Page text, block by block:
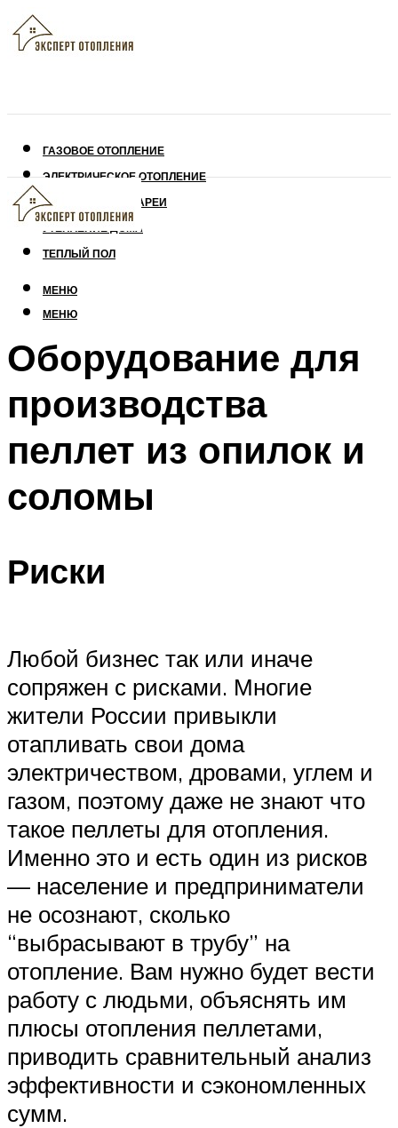
ГАЗОВОЕ ОТОПЛЕНИЕ
ЭЛЕКТРИЧЕСКОЕ ОТОПЛЕНИЕ
СОЛНЕЧНЫЕ БАТАРЕИ
УТЕПЛЕНИЕ ДОМА
ТЕПЛЫЙ ПОЛ
МЕНЮ
МЕНЮ
Оборудование для
производства
пеллет из опилок и
соломы
Риски
Любой бизнес так или иначе
сопряжен с рисками. Многие
жители России привыкли
отапливать свои дома
электричеством, дровами, углем и
газом, поэтому даже не знают что
такое пеллеты для отопления.
Именно это и есть один из рисков
— население и предприниматели
не осознают, сколько
“выбрасывают в трубу” на
отопление. Вам нужно будет вести
работу с людьми, объяснять им
плюсы отопления пеллетами,
приводить сравнительный анализ
эффективности и сэкономленных
сумм.